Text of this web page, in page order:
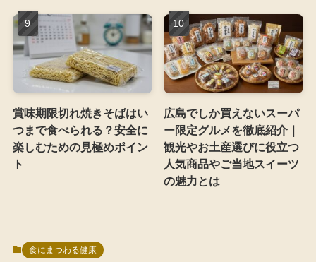
賞味期限切れ焼きそばはい
つまで食べられる？安全に
楽しむための見極めポイン
ト
広島でしか買えないスーパ
ー限定グルメを徹底紹介｜
観光やお土産選びに役立つ
人気商品やご当地スイーツ
の魅力とは
食にまつわる健康